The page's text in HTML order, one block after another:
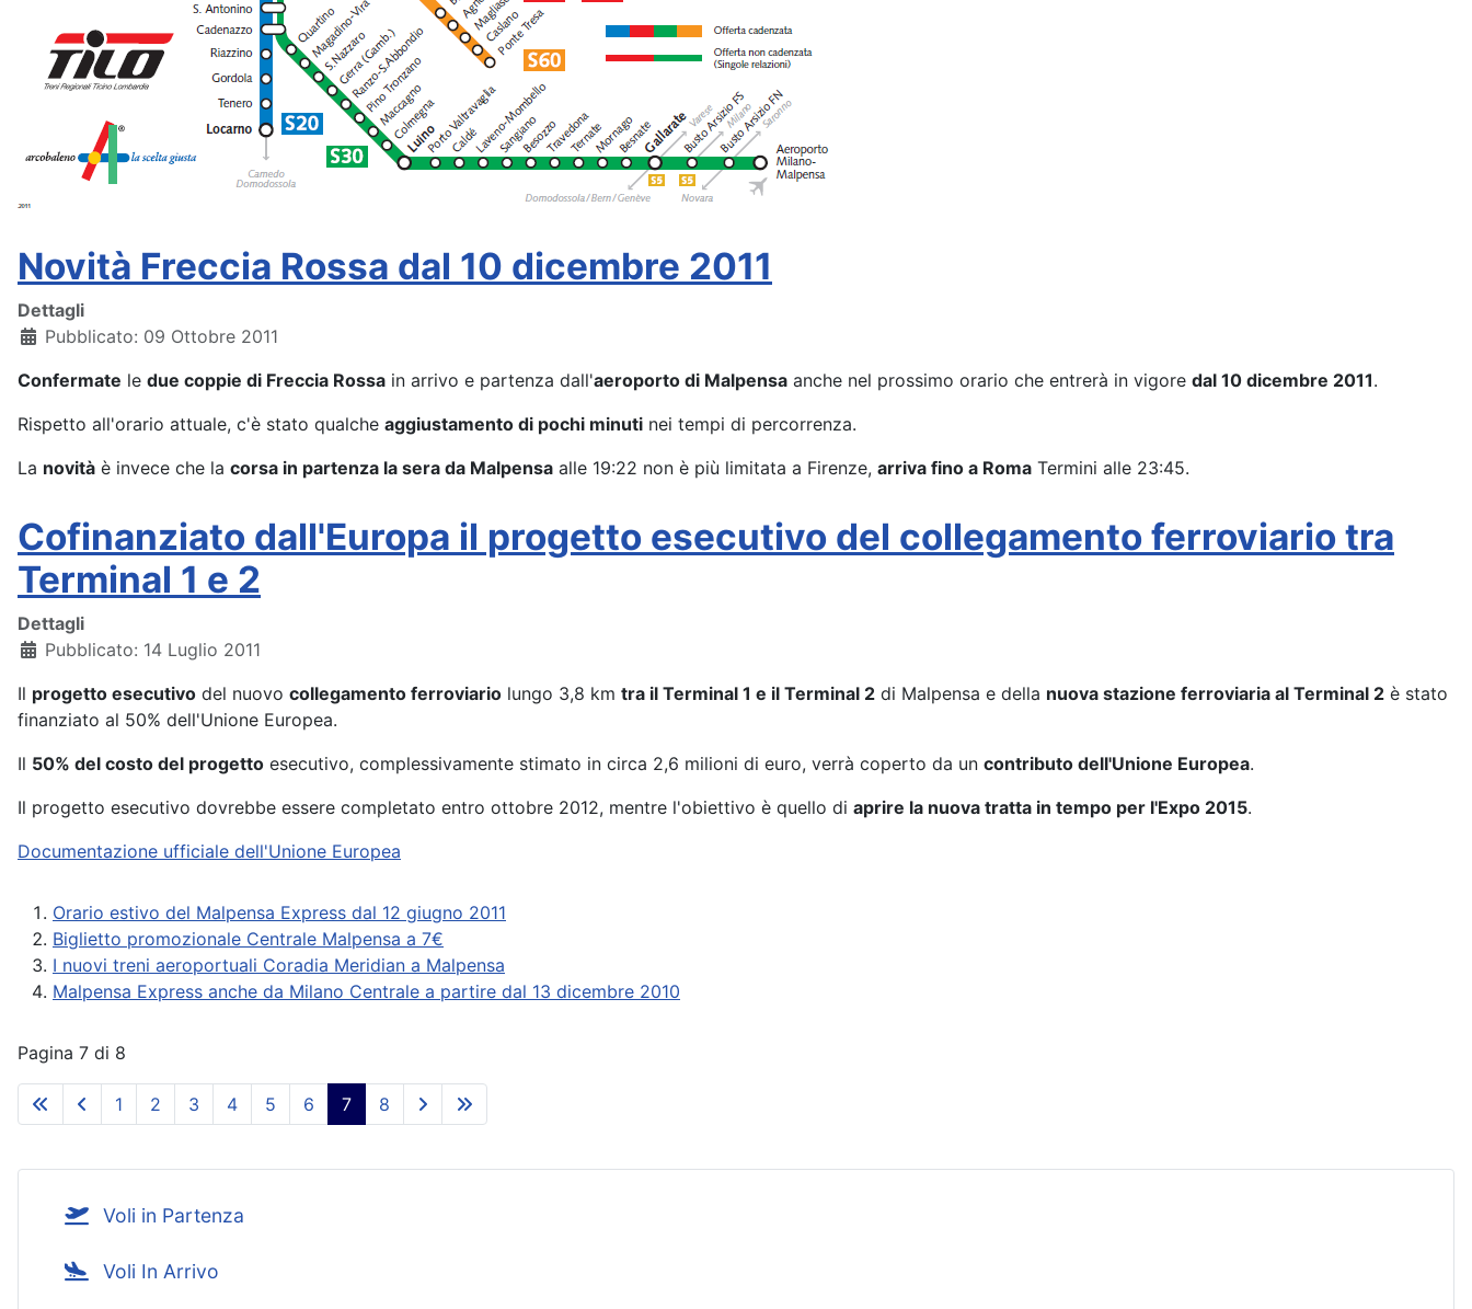
Novità Freccia Rossa dal 10 dicembre 2011
Dettagli
Pubblicato: 09 Ottobre 2011
Confermate le due coppie di Freccia Rossa in arrivo e partenza dall'aeroporto di Malpensa anche nel prossimo orario che entrerà in vigore dal 10 dicembre 2011.
Rispetto all'orario attuale, c'è stato qualche aggiustamento di pochi minuti nei tempi di percorrenza.
La novità è invece che la corsa in partenza la sera da Malpensa alle 19:22 non è più limitata a Firenze, arriva fino a Roma Termini alle 23:45.
Cofinanziato dall'Europa il progetto esecutivo del collegamento ferroviario tra
Terminal 1 e 2
Dettagli
Pubblicato: 14 Luglio 2011
Il progetto esecutivo del nuovo collegamento ferroviario lungo 3,8 km tra il Terminal 1 e il Terminal 2 di Malpensa e della nuova stazione ferroviaria al Terminal 2 è stato
finanziato al 50% dell'Unione Europea.
Il 50% del costo del progetto esecutivo, complessivamente stimato in circa 2,6 milioni di euro, verrà coperto da un contributo dell'Unione Europea.
Il progetto esecutivo dovrebbe essere completato entro ottobre 2012, mentre l'obiettivo è quello di aprire la nuova tratta in tempo per l'Expo 2015.
Documentazione ufficiale dell'Unione Europea
Orario estivo del Malpensa Express dal 12 giugno 2011
Biglietto promozionale Centrale Malpensa a 7€
I nuovi treni aeroportuali Coradia Meridian a Malpensa
Malpensa Express anche da Milano Centrale a partire dal 13 dicembre 2010
Pagina 7 di 8
1 2 3 4 5 6 7 8
Voli in Partenza
Voli In Arrivo